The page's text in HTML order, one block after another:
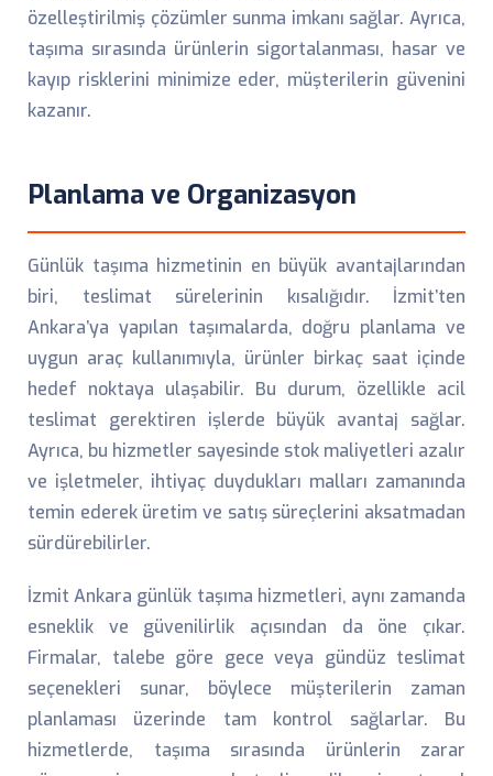
özelleştirilmiş çözümler sunma imkanı sağlar. Ayrıca,
taşıma sırasında ürünlerin sigortalanması, hasar ve
kayıp risklerini minimize eder, müşterilerin güvenini
kazanır.
Planlama ve Organizasyon
Günlük taşıma hizmetinin en büyük avantajlarından
biri, teslimat sürelerinin kısalığıdır. İzmit’ten
Ankara’ya yapılan taşımalarda, doğru planlama ve
uygun araç kullanımıyla, ürünler birkaç saat içinde
hedef noktaya ulaşabilir. Bu durum, özellikle acil
teslimat gerektiren işlerde büyük avantaj sağlar.
Ayrıca, bu hizmetler sayesinde stok maliyetleri azalır
ve işletmeler, ihtiyaç duydukları malları zamanında
temin ederek üretim ve satış süreçlerini aksatmadan
sürdürebilirler.
İzmit Ankara günlük taşıma hizmetleri, aynı zamanda
esneklik ve güvenilirlik açısından da öne çıkar.
Firmalar, talebe göre gece veya gündüz teslimat
seçenekleri sunar, böylece müşterilerin zaman
planlaması üzerinde tam kontrol sağlarlar. Bu
hizmetlerde, taşıma sırasında ürünlerin zarar